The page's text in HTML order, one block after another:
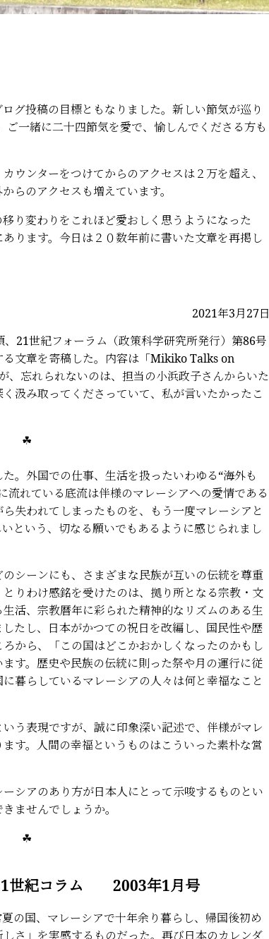
グ投稿の目標ともなりました。新しい節気が巡り
一緒に二十四節気を愛で、愉しんでくださる方も
ウンターをつけてからのアクセスは２万を超え、
らのアクセスも増えています。
り変わりをこれほど愛おしく思うようになった
ります。今日は２０数年前に書いた文章を再掲し
2021年3月27日
21世紀フォーラム（政策科学研究所発行）第86号
文章を寄稿した。内容は「Mikiko Talks on
忘れられないのは、担当の小浜政子さんからいた
汲み取ってくださっていて、私が言いたかったこ
。外国での仕事、生活を扱ったいわゆる“海外も
流れている底流は伴様のマレーシアへの愛情である
失われてしまったものを、もう一度マレーシアと
という、切なる願いでもあるように感じられまし
シーンにも、さまざまな民族が互いの伝統を尊重
りわけ感銘を受けたのは、拠り所となる宗教・文
活、宗教暦年に彩られた精神的なリズムのある生
たし、日本がかつての祝日を改編し、国民性や歴
から、「この国はどこかおかしくなったのかもし
す。歴史や民族の伝統に則った祭や月の運行に従
暮らしているマレーシアの人々は何と幸福なこと
う表現ですが、誠に印象深い記述で、伴様がマレ
す。人間の幸福というものはこういった素朴な営
シアのあり方が日本人にとって示唆するものとい
ませんでしょうか。
世紀コラム 2003年1月号
の国、マレーシアで十年余り暮らし、帰国後初め
さ」を実感するものだった。再び日本のカレンダ